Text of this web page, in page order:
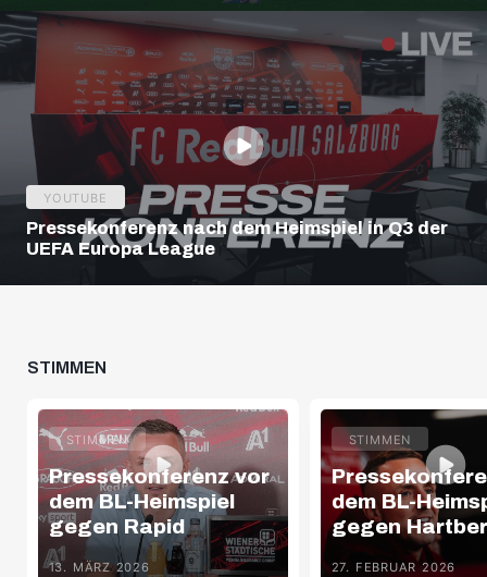
YOUTUBE
Pressekonferenz nach dem Heimspiel in Q3 der
UEFA Europa League
STIMMEN
STIMMEN
Pressekonferenz vor
dem BL-Heimspiel
gegen Rapid
13. MÄRZ 2026
STIMMEN
dem BL-
gegen
27. FEBRUAR 2026